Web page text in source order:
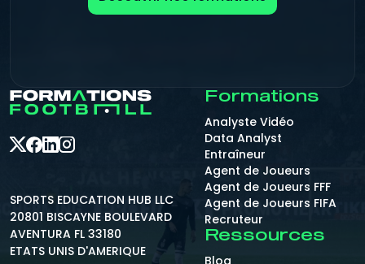
SPORTS EDUCATION HUB LLC
20801 BISCAYNE BOULEVARD
AVENTURA FL 33180
ETATS UNIS D'AMERIQUE
Formations
Analyste Vidéo
Data Analyst
Entraîneur
Agent de Joueurs
Agent de Joueurs FFF
Agent de Joueurs FIFA
Recruteur
Ressources
Blog